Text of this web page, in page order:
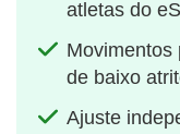
atletas do
Movimentos
de baixo
Ajuste